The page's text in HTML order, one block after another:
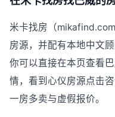
米卡找房（
房源，并配有本地中文
你可以直接在本页查看
情，看到心仪房源点击
一房多卖与虚假报价。